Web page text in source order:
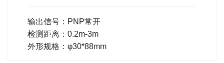
输出信号：PNP常开
检测距离：0.2m-3m
外形规格：φ30*88mm